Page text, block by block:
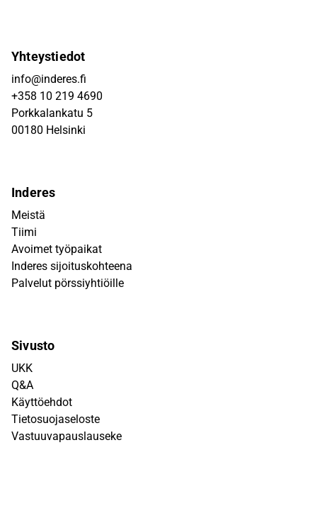
Yhteystiedot
info@inderes.fi
+358 10 219 4690
Porkkalankatu 5
00180 Helsinki
Inderes
Meistä
Tiimi
Avoimet työpaikat
Inderes sijoituskohteena
Palvelut pörssiyhtiöille
Sivusto
UKK
Q&A
Käyttöehdot
Tietosuojaseloste
Vastuuvapauslauseke